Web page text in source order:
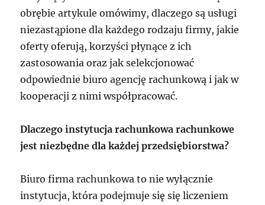
obrębie artykule omówimy, dlaczego są usługi
niezastąpione dla każdego rodzaju firmy, jakie
oferty oferują, korzyści płynące z ich
zastosowania oraz jak selekcjonować
odpowiednie biuro agencję rachunkową i jak w
kooperacji z nimi współpracować.
Dlaczego instytucja rachunkowa rachunkowe
jest niezbędne dla każdej przedsiębiorstwa?
Biuro firma rachunkowa to nie wyłącznie
instytucja, która podejmuje się się liczeniem